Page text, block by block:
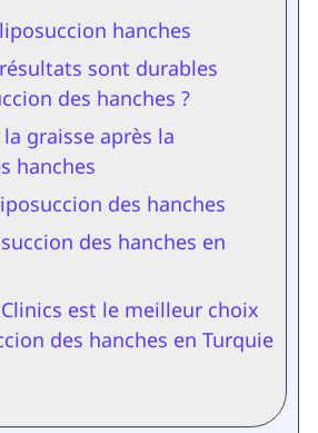
hanches
sont durables
des hanches ?
graisse après la
hanches
des hanches
des hanches en
est le meilleur choix
des hanches en Turquie